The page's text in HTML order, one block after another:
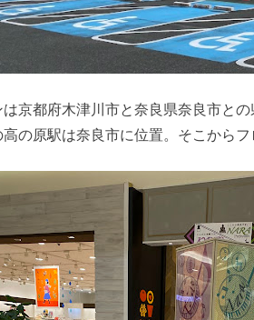
は京都府木津川市と奈良県奈良市との
の原駅は奈良市に位置。そこからフ